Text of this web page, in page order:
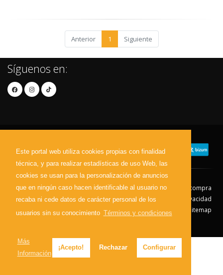
Este portal web utiliza cookies propias con finalidad
técnica, y para realizar estadísticas de uso Web, las
cookies se usan para la personalización de anuncios
que en ningún caso hacen identificable al usuario no
recaba ni cede datos de carácter personal de los
usuarios sin su conocimiento Términos y condiciones
Más
Información
¡Acepto! Rechazar Configurar
Anterior 1 Siguiente
Síguenos en:
Contacto Aviso Legal
Condiciones de compra
Política de envíos
Política de devolución
Política de Privacidad
Política de Cookies
Sitemap